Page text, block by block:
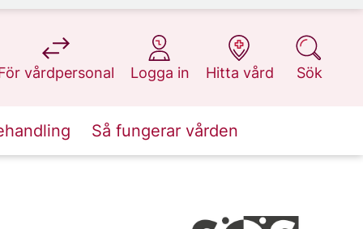
vårdpersonal
på 1177.se
Logga in
på 1177.se
Hitta vård
på 1177.se
Sök
på 1177.se
Så fungerar vården